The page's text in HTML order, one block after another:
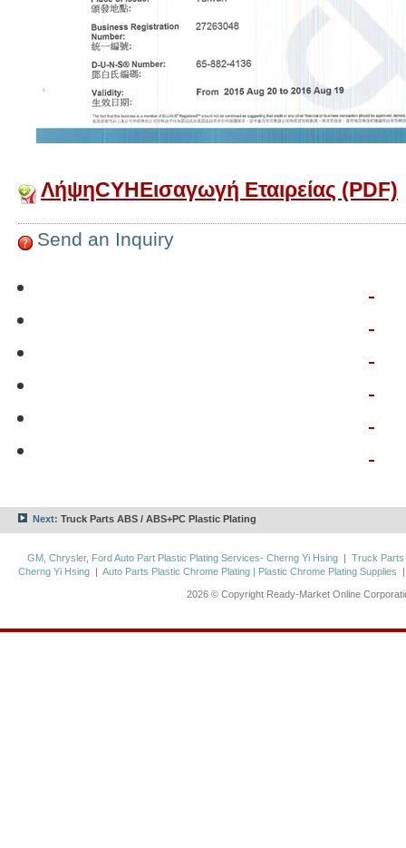
ΛήψηCYHΕισαγωγή Εταιρείας (PDF)
Send an Inquiry
Next: Truck Parts ABS / ABS+PC Plastic Plating
GM, Chrysler, Ford Auto Part Plastic Plating Services- Cherng Yi Hsing | Truck Parts
Cherng Yi Hsing |Auto Parts Plastic Chrome Plating | Plastic Chrome Plating Supplies
2026 © Copyright Ready-Market Online